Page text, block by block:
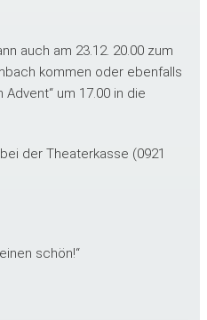
auch am 23.12. 20.00 zum
kommen oder ebenfalls
Advent“ um 17.00 in die
der Theaterkasse (0921
schön!“